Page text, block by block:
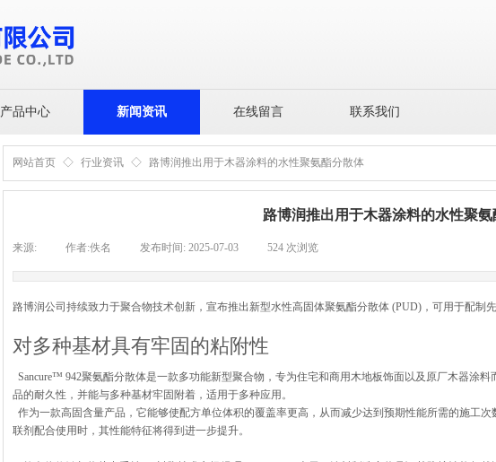
产品中心 新闻资讯 在线留言 联系我们
网站首页 ◇ 行业资讯 ◇ 路博润推出用于木器涂料的水性聚氨酯分散体
路博润推出用于木器涂料的水性聚
来源: 作者:佚名 发布时间: 2025-07-03 524 次浏览
路博润公司持续致力于聚合物技术创新，宣布推出新型水性高固体聚氨酯分散体 (PUD)，可用于配制
对多种基材具有牢固的粘附性
Sancure™ 942聚氨酯分散体是一款多功能新型聚合物，专为住宅和商用木地板饰面以及原厂木器涂
品的耐久性，并能与多种基材牢固附着，适用于多种应用。
作为一款高固含量产品，它能够使配方单位体积的覆盖率更高，从而减少达到预期性能所需的施工
联剂配合使用时，其性能特征将得到进一步提升。